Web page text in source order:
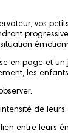
vos
en page et un
les
de leurs
entre leurs